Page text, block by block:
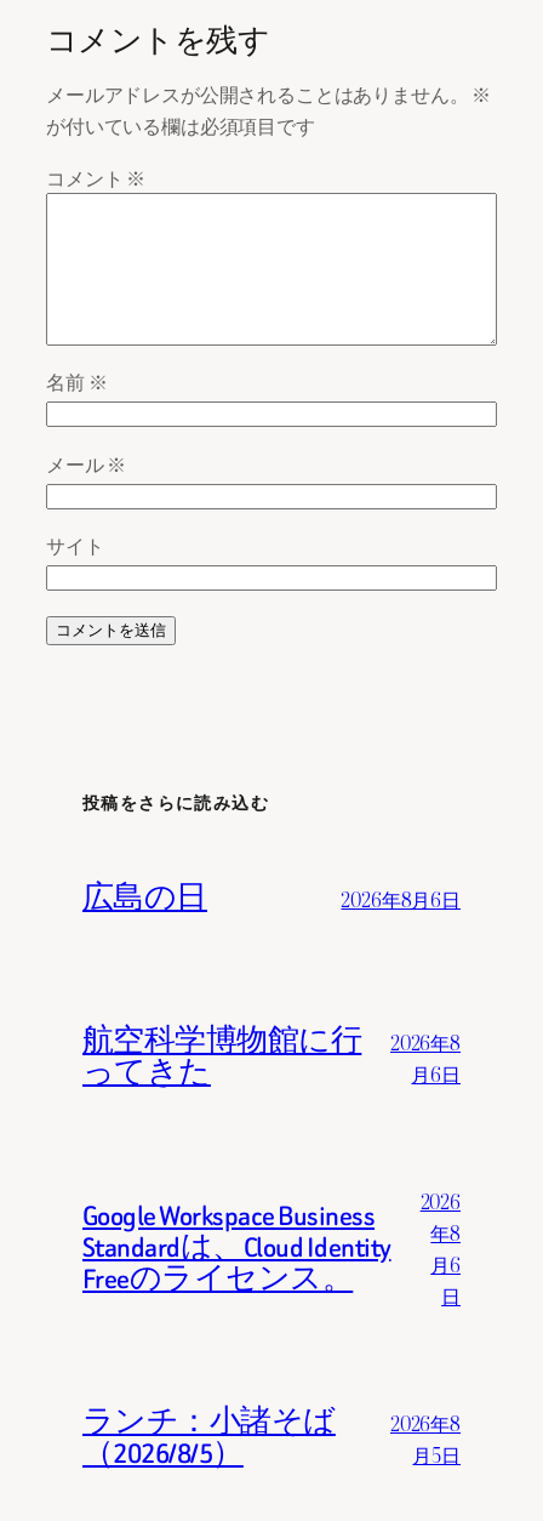
コメントを残す
メールアドレスが公開されることはありません。
※
が付いている欄は必須項目です
コメント ※
名前 ※
メール※
サイト
投稿をさらに読み込む
広島の日 2026年8月6日
航空科学博物館に行
ってきた
2026年8
月6日
Google Workspace Business
Standardは、Cloud Identity
Freeのライセンス。
2026
年8
月6
日
ランチ：小諸そば
（2026/8/5）
2026年8
月5日